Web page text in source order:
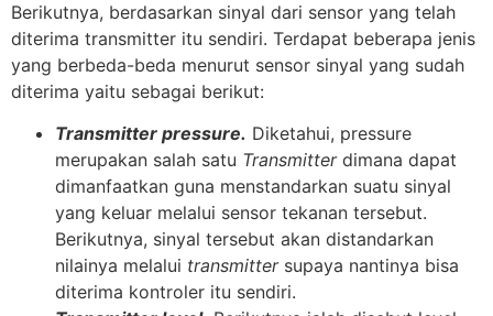
Berikutnya, berdasarkan sinyal dari sensor yang telah
diterima transmitter itu sendiri. Terdapat beberapa jenis
yang berbeda-beda menurut sensor sinyal yang sudah
diterima yaitu sebagai berikut:
Transmitter pressure. Diketahui, pressure
merupakan salah satu Transmitter dimana dapat
dimanfaatkan guna menstandarkan suatu sinyal
yang keluar melalui sensor tekanan tersebut.
Berikutnya, sinyal tersebut akan distandarkan
nilainya melalui transmittersupaya nantinya bisa
diterima kontroler itu sendiri.